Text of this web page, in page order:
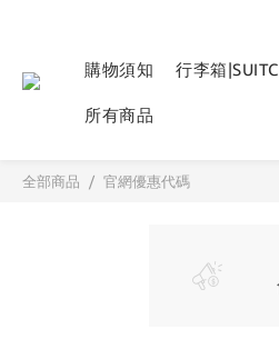
購物須知 行李箱
所有商品
全部商品 官網優惠代碼